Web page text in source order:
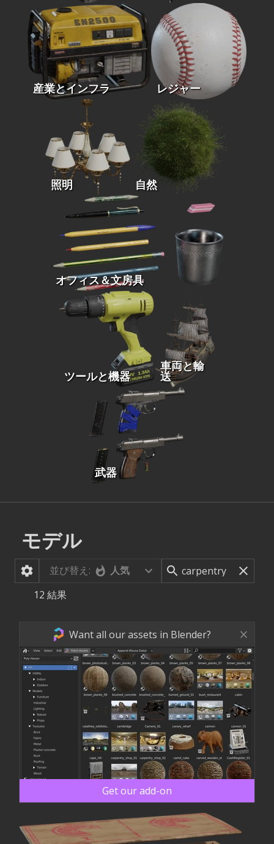
産業とインフラ レジャー
照明 自然
オフィス＆文房具
ツールと機器
車両と輸
送
武器
モデル
並び替え:
人気
12 結果
Want all our assets in Blender?
Get our add-on